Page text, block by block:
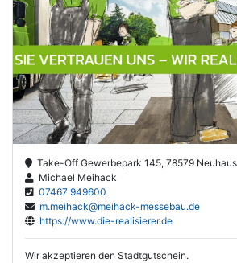
Take-Off Gewerbepark 145, 78579
Michael Meihack
07467 949600
m.meihack@meihack-messebau.de
https://www.die-realisierer.de
Wir akzeptieren den Stadtgutschein.